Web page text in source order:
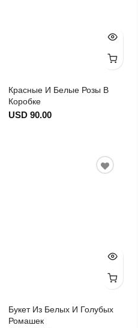
Красные И Белые Розы В
Коробке
USD 90.00
Букет Из Белых И Голубых
Ромашек